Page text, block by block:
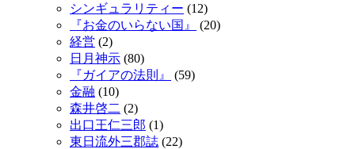
シンギュラリティー (12)
『お金のいらない国』
(20)
経営 (2)
日月神示 (80)
『ガイアの法則』
(59)
金融 (10)
森井啓二 (2)
出口王仁三郎 (1)
東日流外三郡誌 (22)